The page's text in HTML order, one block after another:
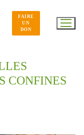
FAIRE
UN
DON
CONFINES